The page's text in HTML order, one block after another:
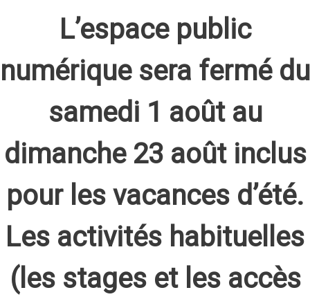
L’espace public
numérique sera fermé du
samedi 1 août au
dimanche 23 août inclus
pour les vacances d’été.
Les activités habituelles
(les stages et les accès